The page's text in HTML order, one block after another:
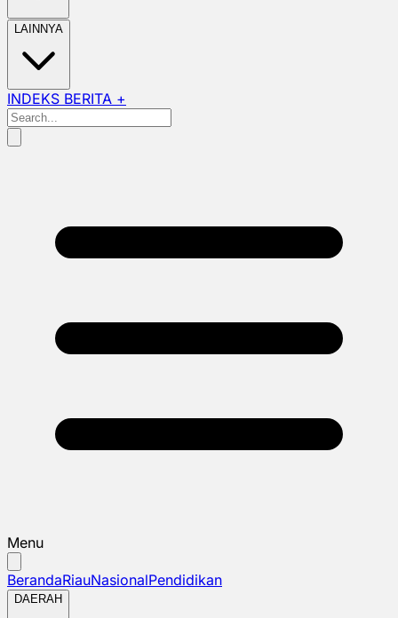
LAINNYA
INDEKS BERITA +
Menu
BerandaRiauNasionalPendidikan
DAERAH